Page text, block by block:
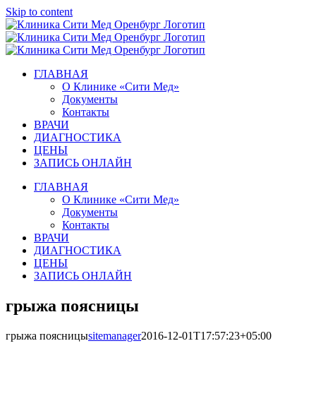
Skip to content
ГЛАВНАЯ
О Клинике «Сити Мед»
Документы
Контакты
ВРАЧИ
ДИАГНОСТИКА
ЦЕНЫ
ЗАПИСЬ ОНЛАЙН
ГЛАВНАЯ
О Клинике «Сити Мед»
Документы
Контакты
ВРАЧИ
ДИАГНОСТИКА
ЦЕНЫ
ЗАПИСЬ ОНЛАЙН
грыжа поясницы
грыжа поясницыsitemanager2016-12-01T17:57:23+05:00